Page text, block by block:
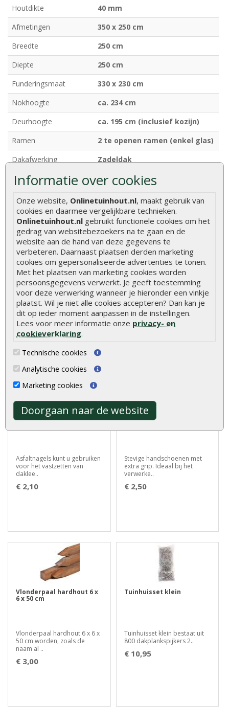
Informatie over cookies
Onze website, Onlinetuinhout.nl, maakt gebruik van
cookies en daarmee vergelijkbare technieken.
Onlinetuinhout.nl gebruikt functionele cookies om het
gedrag van websitebezoekers na te gaan en de
website aan de hand van deze gegevens te
verbeteren. Daarnaast plaatsen derden marketing
cookies om gepersonaliseerde advertenties te tonen.
Met het plaatsen van marketing cookies worden
persoonsgegevens verwerkt. Je geeft toestemming
voor deze verwerking wanneer je hieronder een vinkje
plaatst. Wil je niet alle cookies accepteren? Dan kan je
dit op ieder moment aanpassen in de instellingen.
Lees voor meer informatie onze privacy- en
cookieverklaring.
Technische cookies
Analytische cookies
Marketing cookies
Doorgaan naar de website
Houtdikte
40 mm
Afmetingen
350 x 250 cm
Breedte
250 cm
Diepte
250 cm
Funderingsmaat
330 x 230 cm
Nokhoogte
ca. 234 cm
Deurhoogte
ca. 195 cm (inclusief kozijn)
Ramen
2 te openen ramen (enkel glas)
Dakafwerking
Zadeldak
Model
Klassiek model
Bevestigingsmaterialen
Inclusief
Hout is een natuurlijk product met unieke
eigenschappen. Lees alles over de kenmerken en
natuurlijke variaties van hout.Meer informatie
Beoordelingen
Er zijn geen beoordelingen voor dit product.
Geef beoordeling
Aanbevolen producten
Asfaltnagels verzonken 3
Asfaltnagels kunt u gebruiken
voor het vastzetten van
daklee..
€ 2,10
Werkhandschoenen Oxxa
Stevige handschoenen met
extra grip. Ideaal bij het
verwerke..
€ 2,50
Vlonderpaal hardhout 6 x
6 x 50 cm
Vlonderpaal hardhout 6 x 6 x
50 cm worden, zoals de
naam al ..
€ 3,00
Tuinhuisset klein
Tuinhuisset klein bestaat uit
800 dakplankspijkers 2..
€ 10,95